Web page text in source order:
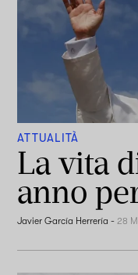
ATTUALITÀ
La vita
anno
Javier García Herrería -28